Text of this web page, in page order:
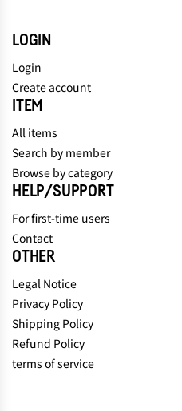
LOGIN
Login
Create account
ITEM
All items
Search by member
Browse by category
HELP/SUPPORT
For first-time users
Contact
OTHER
Legal Notice
Privacy Policy
Shipping Policy
Refund Policy
terms of service